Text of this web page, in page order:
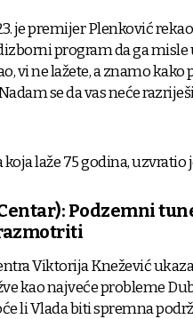
je premijer Plenković
program da ga misle
vi ne lažete, a znamo
se da vas neće
koja laže 75 godina, uzvratio
Podzemni
Viktorija Knežević
kao najveće probleme
li Vlada biti spremna